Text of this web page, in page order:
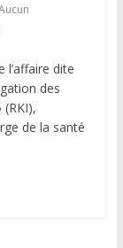
l’affaire dite
des
de la santé